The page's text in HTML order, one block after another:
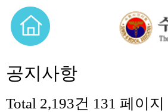
공지사항
Total 2,193건 131 페이지